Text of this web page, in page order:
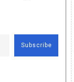
Subscribe